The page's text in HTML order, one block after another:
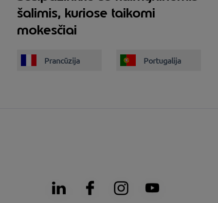
šalimis, kuriose taikomi
mokesčiai
Prancūzija Portugalija